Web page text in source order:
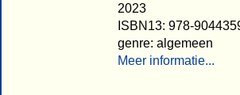
2023
ISBN13: 978-
genre: algemeen
Meer informatie...